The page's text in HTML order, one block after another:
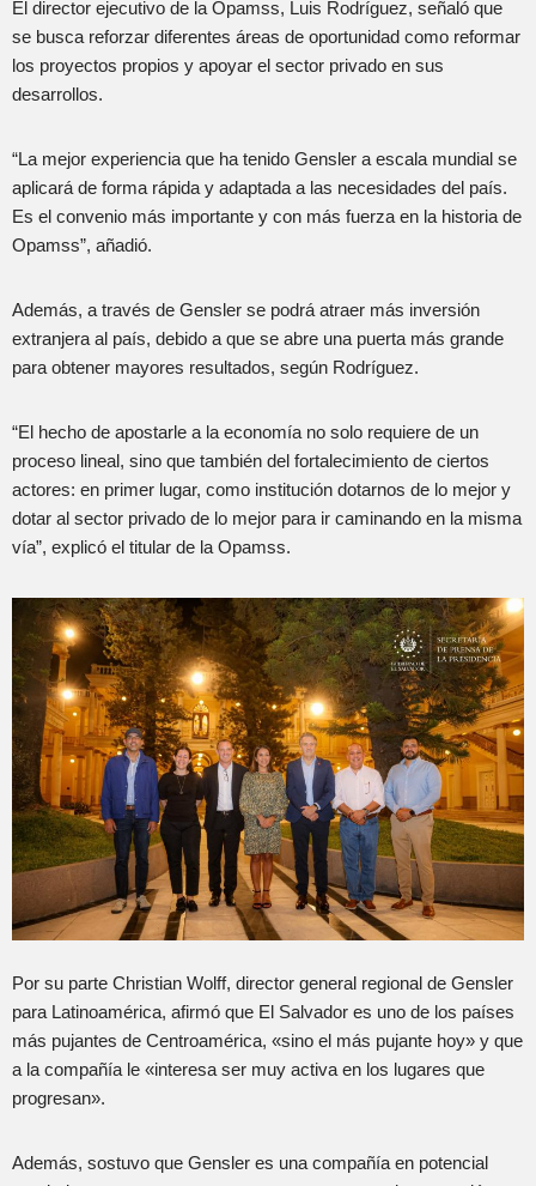
El director ejecutivo de la Opamss, Luis Rodríguez, señaló que
se busca reforzar diferentes áreas de oportunidad como reformar
los proyectos propios y apoyar el sector privado en sus
desarrollos.
“La mejor experiencia que ha tenido Gensler a escala mundial se
aplicará de forma rápida y adaptada a las necesidades del país.
Es el convenio más importante y con más fuerza en la historia de
Opamss”, añadió.
Además, a través de Gensler se podrá atraer más inversión
extranjera al país, debido a que se abre una puerta más grande
para obtener mayores resultados, según Rodríguez.
“El hecho de apostarle a la economía no solo requiere de un
proceso lineal, sino que también del fortalecimiento de ciertos
actores: en primer lugar, como institución dotarnos de lo mejor y
dotar al sector privado de lo mejor para ir caminando en la misma
vía”, explicó el titular de la Opamss.
Por su parte Christian Wolff, director general regional de Gensler
para Latinoamérica, afirmó que El Salvador es uno de los países
más pujantes de Centroamérica, «sino el más pujante hoy» y que
a la compañía le «interesa ser muy activa en los lugares que
progresan».
Además, sostuvo que Gensler es una compañía en potencial